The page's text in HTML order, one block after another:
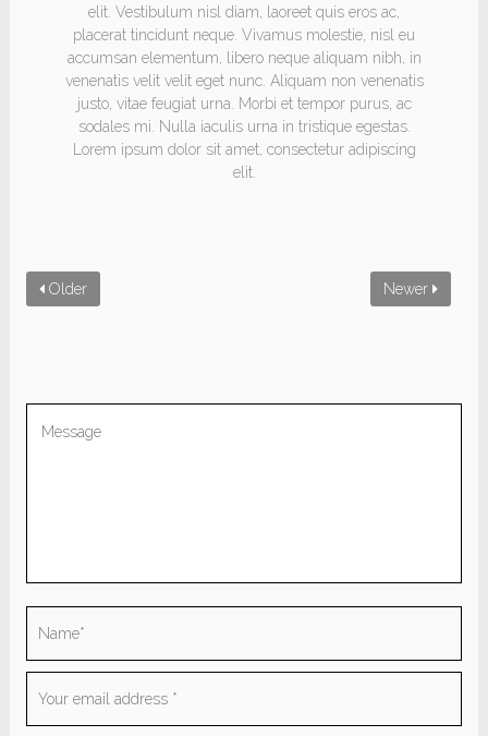
elit. Vestibulum nisl diam, laoreet quis eros ac,
placerat tincidunt neque. Vivamus molestie, nisl eu
accumsan elementum, libero neque aliquam nibh, in
venenatis velit velit eget nunc. Aliquam non venenatis
justo, vitae feugiat urna. Morbi et tempor purus, ac
sodales mi. Nulla iaculis urna in tristique egestas.
Lorem ipsum dolor sit amet, consectetur adipiscing
elit.
Older Newer